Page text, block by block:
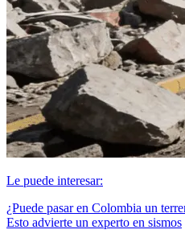
Le puede interesar:
¿Puede pasar en Colombia un
Esto advierte un experto en sismos